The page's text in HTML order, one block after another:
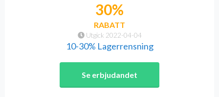
Utgick 2022-04-04
30%
RABATT
10-30% Lagerrensning
Se erbjudandet